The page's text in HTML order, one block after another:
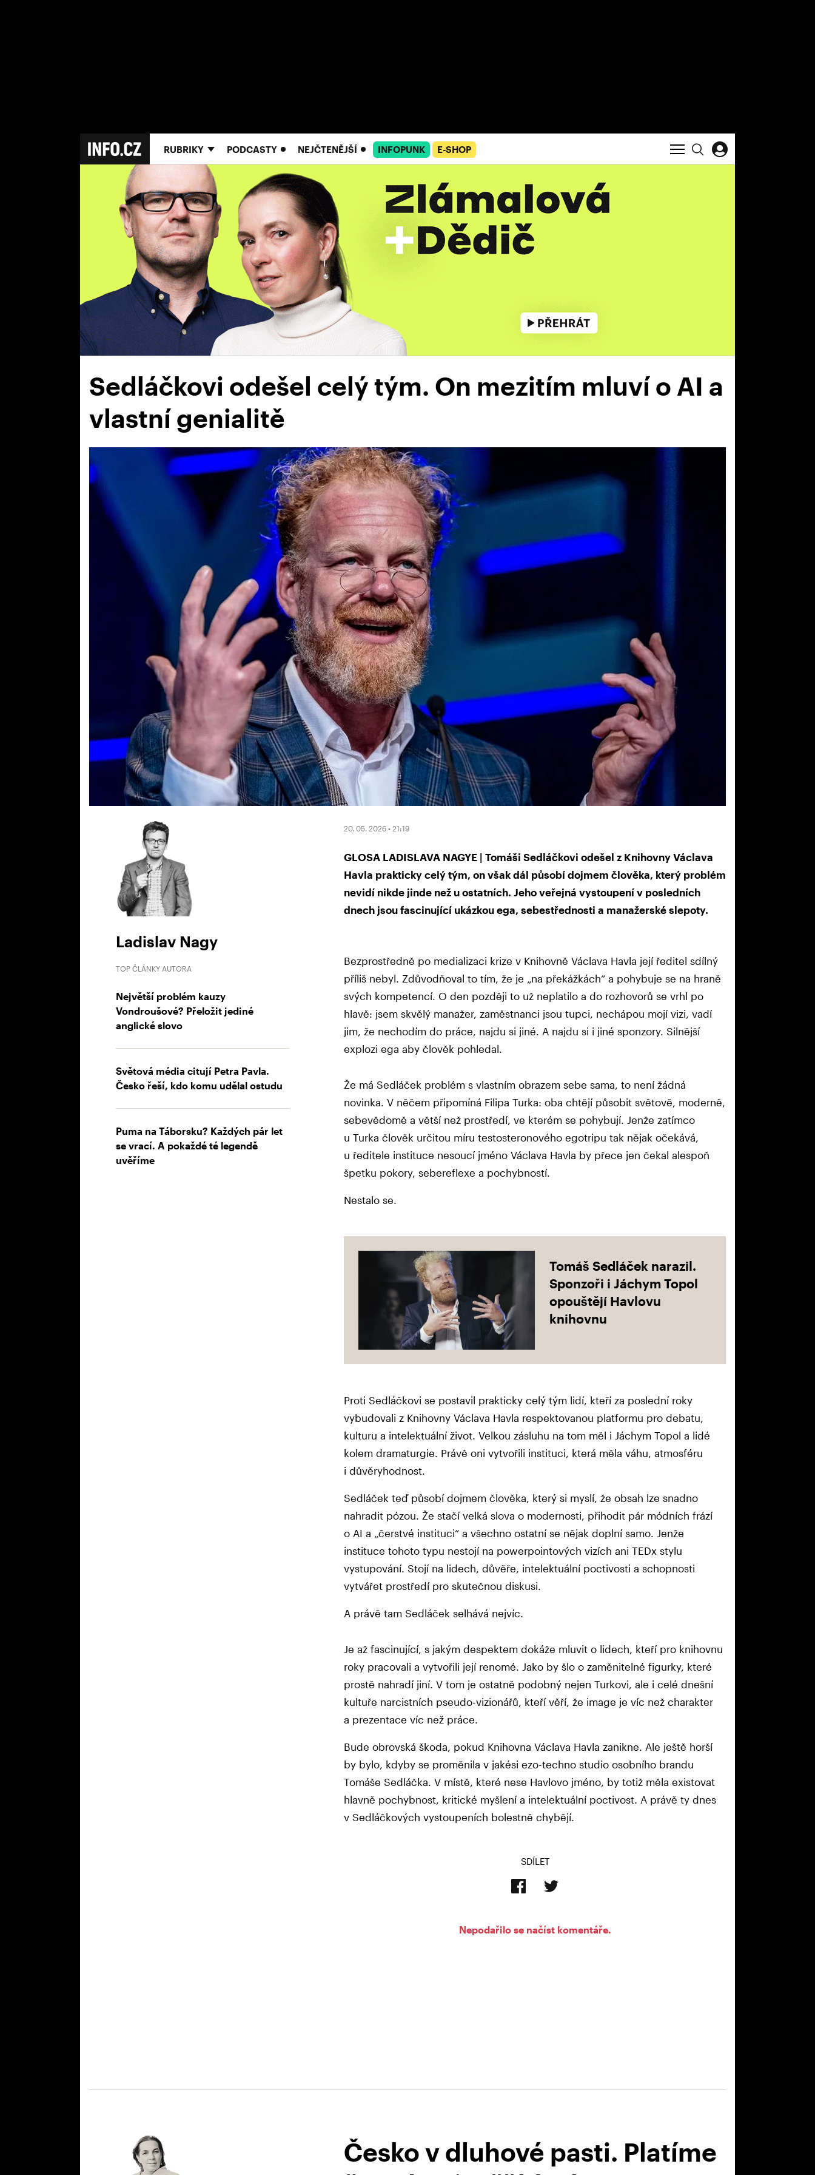
RUBRIKY PODCASTY NEJČTENĚJŠÍ INFOPUNK E-SHOP
Sedláčkovi odešel celý tým. On mezitím mluví o AI a
vlastní genialitě
Ladislav Nagy
TOP ČLÁNKY AUTORA
Největší problém kauzy
Vondroušové? Přeložit jediné
anglické slovo
Světová média citují Petra Pavla.
Česko řeší, kdo komu udělal ostudu
Puma na Táborsku? Každých pár let
se vrací. A pokaždé té legendě
uvěříme
20. 05. 2026 • 21:19
GLOSA LADISLAVA NAGYE | Tomáši Sedláčkovi odešel z Knihovny Václava
Havla prakticky celý tým, on však dál působí dojmem člověka, který problém
nevidí nikde jinde než u ostatních. Jeho veřejná vystoupení v posledních
dnech jsou fascinující ukázkou ega, sebestřednosti a manažerské slepoty.
Bezprostředně po medializaci krize v Knihovně Václava Havla její ředitel sdílný
příliš nebyl. Zdůvodňoval to tím, že je „na překážkách“ a pohybuje se na hraně
svých kompetencí. O den později to už neplatilo a do rozhovorů se vrhl po
hlavě: jsem skvělý manažer, zaměstnanci jsou tupci, nechápou mojí vizi, vadí
jim, že nechodím do práce, najdu si jiné. A najdu si i jiné sponzory. Silnější
explozi ega aby člověk pohledal.
Že má Sedláček problém s vlastním obrazem sebe sama, to není žádná
novinka. V něčem připomíná Filipa Turka: oba chtějí působit světově, moderně,
sebevědomě a větší než prostředí, ve kterém se pohybují. Jenže zatímco
u Turka člověk určitou míru testosteronového egotripu tak nějak očekává,
u ředitele instituce nesoucí jméno Václava Havla by přece jen čekal alespoň
špetku pokory, sebereflexe a pochybností.
Nestalo se.
Tomáš Sedláček narazil.
Sponzoři i Jáchym Topol
opouštějí Havlovu
knihovnu
Proti Sedláčkovi se postavil prakticky celý tým lidí, kteří za poslední roky
vybudovali z Knihovny Václava Havla respektovanou platformu pro debatu,
kulturu a intelektuální život. Velkou zásluhu na tom měl i Jáchym Topol a lidé
kolem dramaturgie. Právě oni vytvořili instituci, která měla váhu, atmosféru
i důvěryhodnost.
Sedláček teď působí dojmem člověka, který si myslí, že obsah lze snadno
nahradit pózou. Že stačí velká slova o modernosti, přihodit pár módních frází
o AI a „čerstvé instituci“ a všechno ostatní se nějak doplní samo. Jenže
instituce tohoto typu nestojí na powerpointových vizích ani TEDx stylu
vystupování. Stojí na lidech, důvěře, intelektuální poctivosti a schopnosti
vytvářet prostředí pro skutečnou diskusi.
A právě tam Sedláček selhává nejvíc.
Je až fascinující, s jakým despektem dokáže mluvit o lidech, kteří pro knihovnu
roky pracovali a vytvořili její renomé. Jako by šlo o zaměnitelné figurky, které
prostě nahradí jiní. V tom je ostatně podobný nejen Turkovi, ale i celé dnešní
kultuře narcistních pseudo-vizionářů, kteří věří, že image je víc než charakter
a prezentace víc než práce.
Bude obrovská škoda, pokud Knihovna Václava Havla zanikne. Ale ještě horší
by bylo, kdyby se proměnila v jakési ezo-techno studio osobního brandu
Tomáše Sedláčka. V místě, které nese Havlovo jméno, by totiž měla existovat
hlavně pochybnost, kritické myšlení a intelektuální poctivost. A právě ty dnes
v Sedláčkových vystoupeních bolestně chybějí.
SDÍLET
Nepodařilo se načíst komentáře.
Česko v dluhové pasti. Platíme